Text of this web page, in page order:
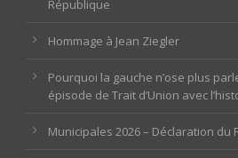
République
Hommage à Jean Ziegler
Pourquoi la gauche n’ose plus
épisode de Trait d’Union avec
Municipales 2026 – Déclaration du